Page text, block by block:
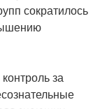
сократилось
за